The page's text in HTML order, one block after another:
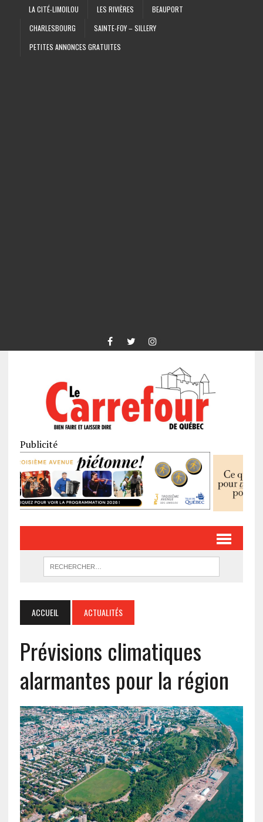
LA CITÉ-LIMOILOU LES RIVIÈRES
BEAUPORT
CHARLESBOURG
SAINTE-FOY – SILLERY
PETITES ANNONCES GRATUITES
Publicité
ACCUEIL ACTUALITÉS
Prévisions climatiques
alarmantes pour la région